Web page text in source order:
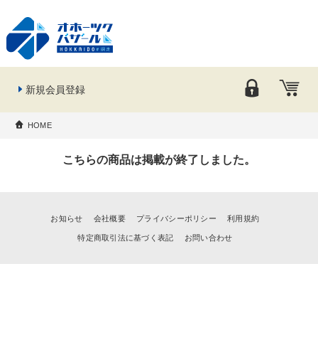
新規会員登録
HOME
こちらの商品は掲載が終了しました。
お知らせ 会社概要 プライバシーポリシー 利用規約
特定商取引法に基づく表記 お問い合わせ